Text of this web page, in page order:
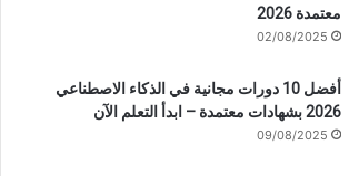
معتمدة 2026
02/08/2025
أفضل 10 دورات مجانية في الذكاء الاصطناعي
2026 بشهادات معتمدة – ابدأ التعلم الآن
09/08/2025